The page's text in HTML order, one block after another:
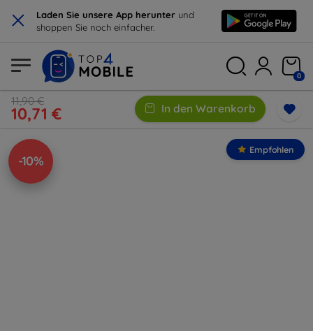
× Laden Sie unsere App herunter und
shoppen Sie noch einfacher.
0
11,90 €
10,71 € In den Warenkorb
-10%
Empfohlen